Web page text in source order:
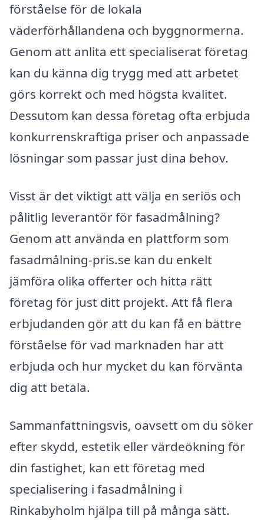
förståelse för de lokala
väderförhållandena och byggnormerna.
Genom att anlita ett specialiserat företag
kan du känna dig trygg med att arbetet
görs korrekt och med högsta kvalitet.
Dessutom kan dessa företag ofta erbjuda
konkurrenskraftiga priser och anpassade
lösningar som passar just dina behov.
Visst är det viktigt att välja en seriös och
pålitlig leverantör för fasadmålning?
Genom att använda en plattform som
fasadmålning-pris.se kan du enkelt
jämföra olika offerter och hitta rätt
företag för just ditt projekt. Att få flera
erbjudanden gör att du kan få en bättre
förståelse för vad marknaden har att
erbjuda och hur mycket du kan förvänta
dig att betala.
Sammanfattningsvis, oavsett om du söker
efter skydd, estetik eller värdeökning för
din fastighet, kan ett företag med
specialisering i fasadmålning i
Rinkabyholm hjälpa till på många sätt.